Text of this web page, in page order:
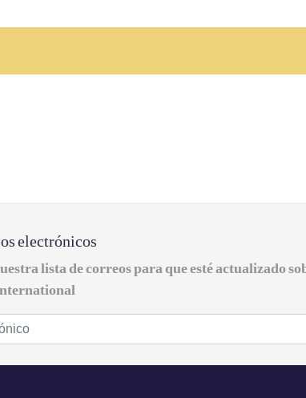
electrónicos
lista de correos para que esté actualizado